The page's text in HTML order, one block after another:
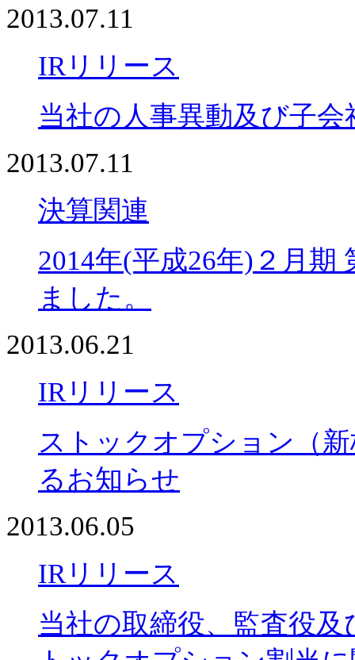
2013.07.11
IRリリース
当社の人事異動及び子
2013.07.11
決算関連
2014年(平成26年)２月
ました。
2013.06.21
IRリリース
ストックオプション（
るお知らせ
2013.06.05
IRリリース
当社の取締役、監査役